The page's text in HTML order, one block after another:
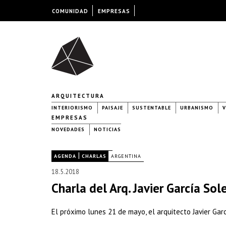
ARQUITECTURA
INTERIORISMO PAISAJE SUSTENTABLE URBANISMO
EMPRESAS
NOVEDADES NOTICIAS
AGENDA | CHARLAS ARGENTINA
18.5.2018
Charla del Arq. Javier García
El próximo lunes 21 de mayo, el arquitecto Javier
COMUNIDAD EMPRESAS